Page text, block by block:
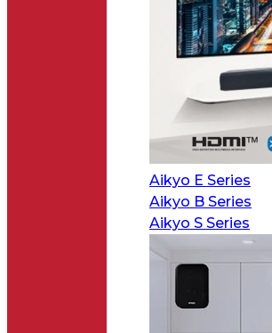
Aikyo E Series
Aikyo B Series
Aikyo S Series